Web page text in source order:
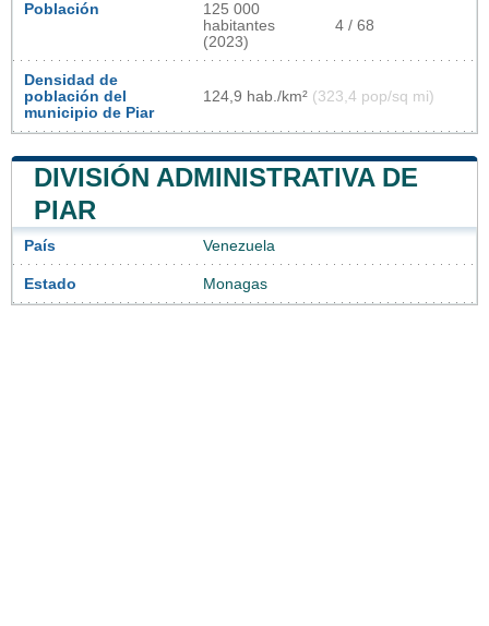
Población
125 000
habitantes
(2023)
4 / 68
Densidad de
población del
municipio de Piar
124,9 hab./km² (323,4 pop/sq mi)
DIVISIÓN ADMINISTRATIVA DE
PIAR
País Venezuela
Estado Monagas